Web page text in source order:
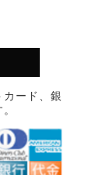
カード、銀